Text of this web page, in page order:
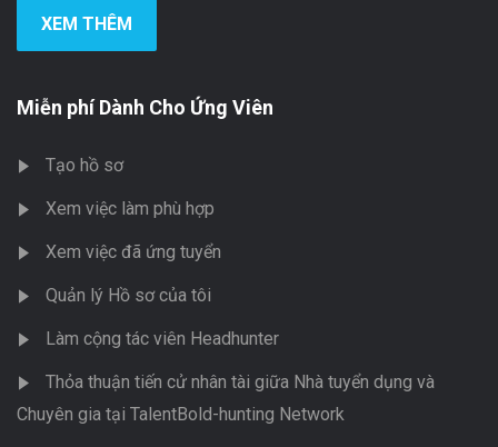
XEM THÊM
Miễn phí Dành Cho Ứng Viên
Tạo hồ sơ
Xem việc làm phù hợp
Xem việc đã ứng tuyển
Quản lý Hồ sơ của tôi
Làm cộng tác viên Headhunter
Thỏa thuận tiến cử nhân tài giữa Nhà tuyển dụng và
Chuyên gia tại TalentBold-hunting Network